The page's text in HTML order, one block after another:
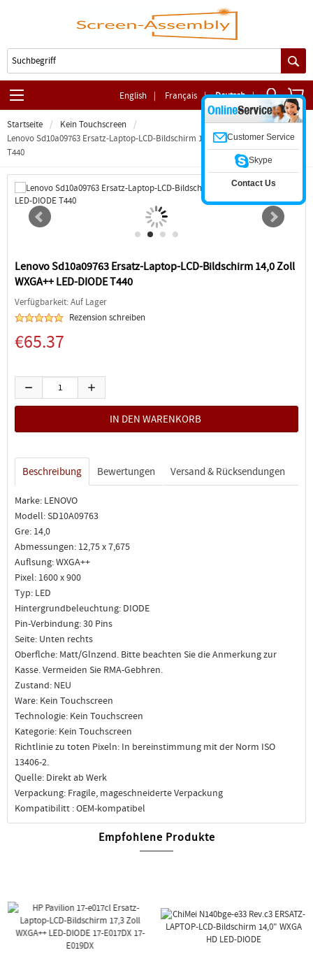
English | Français | Deutsch |
Startseite
Kein Touchscreen
Lenovo Sd10a09763 Ersatz-Laptop-LCD-Bildschirm 14,0 Zoll WXGA++ LED-DIODE
T440
Lenovo Sd10a09763 Ersatz-Laptop-LCD-Bildschirm 14,0 Zoll
WXGA++ LED-DIODE T440
Verfügbarkeit: Auf Lager
Rezension schreiben
€65.37
Beschreibung Bewertungen Versand & Rücksendungen
Marke: LENOVO
Modell: SD10A09763
Gre: 14,0
Abmessungen: 12,75 x 7,675
Auflsung: WXGA++
Pixel: 1600 x 900
Typ: LED
Hintergrundbeleuchtung: DIODE
Pin-Verbindung: 30 Pins
Seite: Unten rechts
Oberflche: Matt/Glnzend. Bitte beachten Sie die Anmerkung zur
Kasse. Vermeiden Sie RMA-Gebhren.
Zustand: NEU
Ware: Kein Touchscreen
Technologie: Kein Touchscreen
Kategorie: Kein Touchscreen
Richtlinie zu toten Pixeln: In bereinstimmung mit der Norm ISO
13406-2.
Quelle: Direkt ab Werk
Verpackung: Fragile, mageschneiderte Verpackung
Kompatibilitt : OEM-kompatibel
Empfohlene Produkte
Customer Service
Skype
Contact Us